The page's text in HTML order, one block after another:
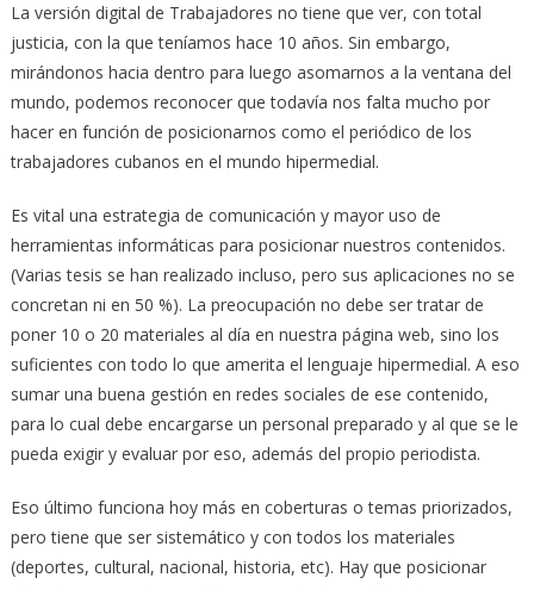
La versión digital de Trabajadores no tiene que ver, con total
justicia, con la que teníamos hace 10 años. Sin embargo,
mirándonos hacia dentro para luego asomarnos a la ventana del
mundo, podemos reconocer que todavía nos falta mucho por
hacer en función de posicionarnos como el periódico de los
trabajadores cubanos en el mundo hipermedial.
Es vital una estrategia de comunicación y mayor uso de
herramientas informáticas para posicionar nuestros contenidos.
(Varias tesis se han realizado incluso, pero sus aplicaciones no se
concretan ni en 50 %). La preocupación no debe ser tratar de
poner 10 o 20 materiales al día en nuestra página web, sino los
suficientes con todo lo que amerita el lenguaje hipermedial. A eso
sumar una buena gestión en redes sociales de ese contenido,
para lo cual debe encargarse un personal preparado y al que se le
pueda exigir y evaluar por eso, además del propio periodista.
Eso último funciona hoy más en coberturas o temas priorizados,
pero tiene que ser sistemático y con todos los materiales
(deportes, cultural, nacional, historia, etc). Hay que posicionar